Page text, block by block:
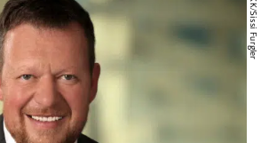
© KK/Sissi Furgler